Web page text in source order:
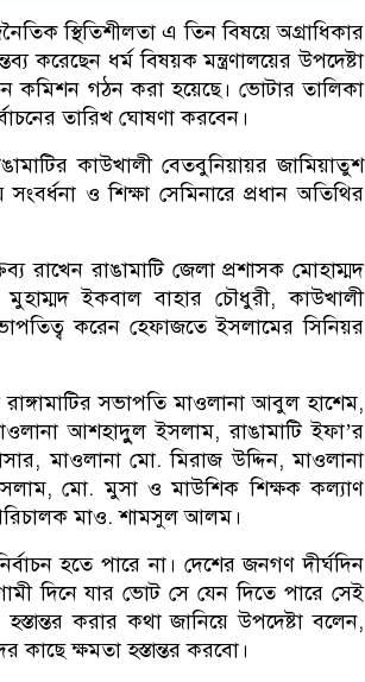
স্থিতিশীলতা এ তিন বিষয়ে অগ্রাধিকার
করেছেন ধর্ম বিষয়ক মন্ত্রণালয়ের উপদেষ্টা
কমিশন গঠন করা হয়েছে। ভোটার তালিকা
তারিখ ঘোষণা করবেন।
কাউখালী বেতবুনিয়ায়র জামিয়াতুশ
ও শিক্ষা সেমিনারে প্রধান অতিথির
রাখেন রাঙামাটি জেলা প্রশাসক মোহাম্মদ
ইকবাল বাহার চৌধুরী, কাউখালী
করেন হেফাজতে ইসলামের সিনিয়র
সভাপতি মাওলানা আবুল হাশেম,
আশহাদুুল ইসলাম, রাঙামাটি ইফা’র
মাওলানা মো. মিরাজ উদ্দিন, মাওলানা
মো. মুসা ও মাউশিক শিক্ষক কল্যাণ
মাও. শামসুল আলম।
হতে পারে না। দেশের জনগণ দীর্ঘদিন
দিনে যার ভোট সে যেন দিতে পারে সেই
হস্তান্তর করার কথা জানিয়ে উপদেষ্টা বলেন,
কাছে ক্ষমতা হস্তান্তর করবো।